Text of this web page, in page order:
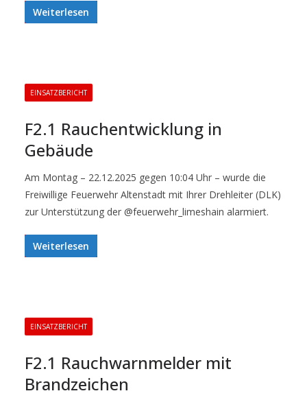
Weiterlesen
EINSATZBERICHT
F2.1 Rauchentwicklung in
Gebäude
Am Montag – 22.12.2025 gegen 10:04 Uhr – wurde die
Freiwillige Feuerwehr Altenstadt mit Ihrer Drehleiter (DLK)
zur Unterstützung der @feuerwehr_limeshain alarmiert.
Weiterlesen
EINSATZBERICHT
F2.1 Rauchwarnmelder mit
Brandzeichen